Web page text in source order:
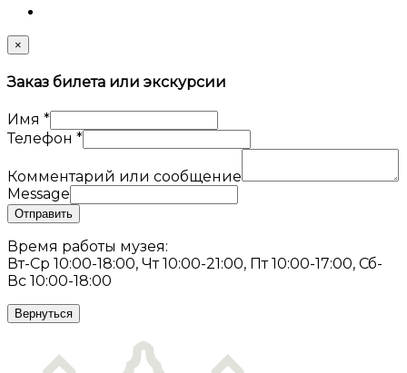
×
Заказ билета или экскурсии
Имя *
Телефон *
Комментарий или сообщение
Message
Отправить
Время работы музея:
Вт-Ср 10:00-18:00, Чт 10:00-21:00, Пт 10:00-17:00, Сб-
Вс 10:00-18:00
Вернуться